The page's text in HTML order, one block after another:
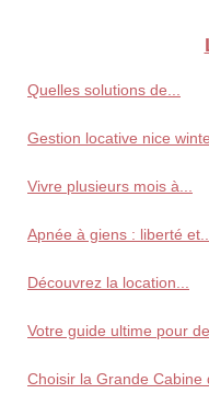
Quelles solutions de...
Gestion locative nice
Vivre plusieurs mois à...
Apnée à giens : liberté et...
Découvrez la location...
Votre guide ultime pour
Choisir la Grande Cabine